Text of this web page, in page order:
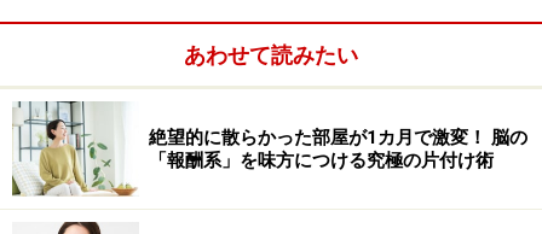
あわせて読みたい
絶望的に散らかった部屋が1カ月で激変！ 脳の
「報酬系」を味方につける究極の片付け術